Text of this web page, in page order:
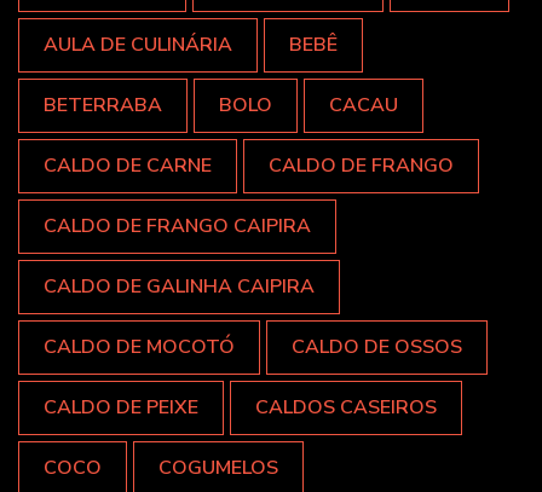
AULA DE CULINÁRIA BEBÊ
BETERRABA BOLO CACAU
CALDO DE CARNE CALDO DE FRANGO
CALDO DE FRANGO CAIPIRA
CALDO DE GALINHA CAIPIRA
CALDO DE MOCOTÓ CALDO DE OSSOS
CALDO DE PEIXE CALDOS CASEIROS
COCO COGUMELOS